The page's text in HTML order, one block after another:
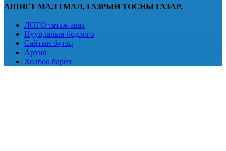
АШИГТ МАЛТМАЛ, ГАЗРЫН ТОСНЫ ГАЗАР.
ЛОГО татаж авах
Нууцлалын бодлого
Сайтын бүтэц
Архив
Холбоо барих